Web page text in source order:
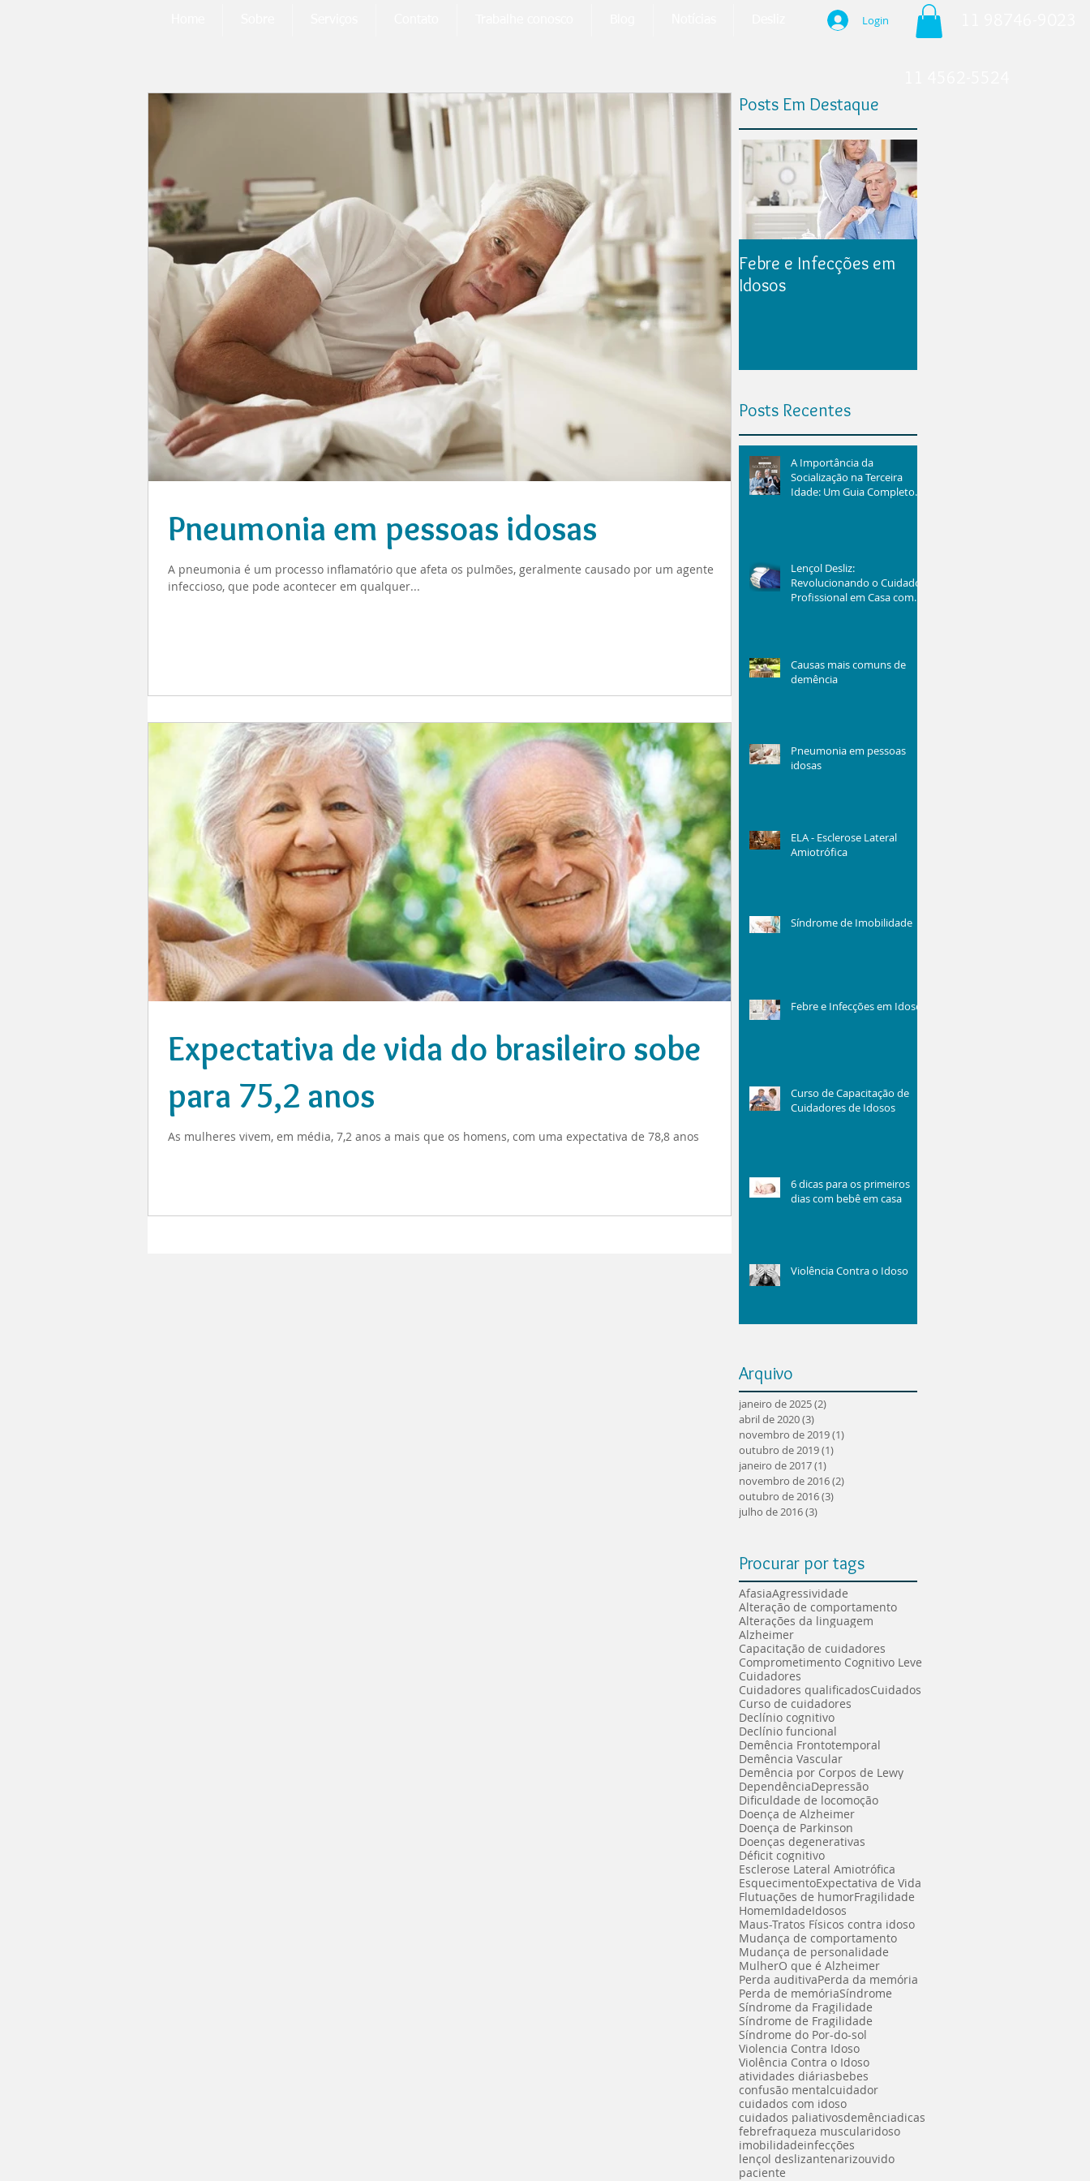
Login
Pneumonia em pessoas idosas
A pneumonia é um processo inflamatório que afeta os pulmões, geralmente causado por um agente
infeccioso, que pode acontecer em qualquer...
Expectativa de vida do brasileiro sobe
para 75,2 anos
As mulheres vivem, em média, 7,2 anos a mais que os homens, com uma expectativa de 78,8 anos
Posts Em Destaque
Febre e Infecções em
Idosos
Posts Recentes
A Importância da
Socialização na Terceira
Idade: Um Guia Completo
Lençol Desliz:
Revolucionando o Cuidado
Profissional em Casa com
Causas mais comuns de
demência
Pneumonia em pessoas
idosas
ELA - Esclerose Lateral
Amiotrófica
Síndrome de Imobilidade
Febre e Infecções em Idosos
Curso de Capacitação de
Cuidadores de Idosos
6 dicas para os primeiros
dias com bebê em casa
Violência Contra o Idoso
Arquivo
janeiro de 2025(2)
abril de 2020(3)
novembro de 2019(1)
outubro de 2019(1)
janeiro de 2017(1)
novembro de 2016(2)
outubro de 2016(3)
julho de 2016(3)
Procurar por tags
AfasiaAgressividade
Alteração de comportamento
Alterações da linguagem
Alzheimer
Capacitação de cuidadores
Comprometimento Cognitivo Leve
Cuidadores
Cuidadores qualificadosCuidados
Curso de cuidadores
Declínio cognitivo
Declínio funcional
Demência Frontotemporal
Demência Vascular
Demência por Corpos de Lewy
DependênciaDepressão
Dificuldade de locomoção
Doença de Alzheimer
Doença de Parkinson
Doenças degenerativas
Déficit cognitivo
Esclerose Lateral Amiotrófica
EsquecimentoExpectativa de Vida
Flutuações de humorFragilidade
HomemIdadeIdosos
Maus-Tratos Físicos contra idoso
Mudança de comportamento
Mudança de personalidade
MulherO que é Alzheimer
Perda auditivaPerda da memória
Perda de memóriaSíndrome
Síndrome da Fragilidade
Síndrome de Fragilidade
Síndrome do Por-do-sol
Violencia Contra Idoso
Violência Contra o Idoso
atividades diáriasbebes
confusão mentalcuidador
cuidados com idoso
cuidados paliativosdemênciadicas
febrefraqueza muscularidoso
imobilidadeinfecções
lençol deslizantenarizouvido
paciente